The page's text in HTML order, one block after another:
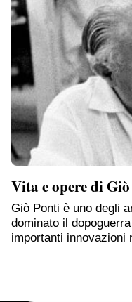
Vita e opere di
Giò Ponti è uno degli
dominato il
importanti innovazioni